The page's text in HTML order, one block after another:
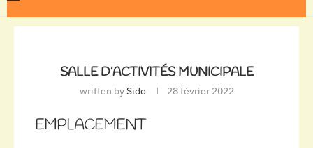
SALLE D’ACTIVITÉS MUNICIPALE
written bySido 28 février 2022
EMPLACEMENT